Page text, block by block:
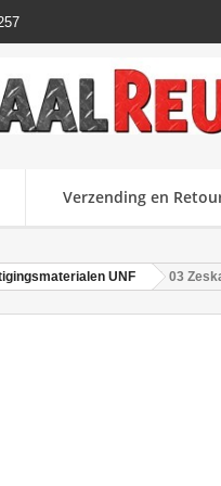
Verzending en
UNF 03